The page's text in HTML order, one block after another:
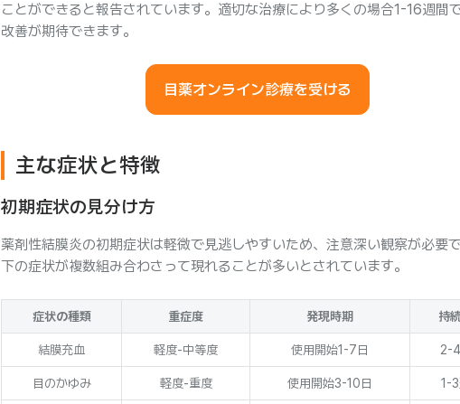
ことができると報告されています。適切な治療により多くの場合1-16週間
改善が期待できます。
目薬オンライン診療を受ける
主な症状と特徴
初期症状の見分け方
薬剤性結膜炎の初期症状は軽微で見逃しやすいため、注意深い観察が必要
下の症状が複数組み合わさって現れることが多いとされています。
症状の種類 重症度 発現時期 持
結膜充血 軽度-中等度 使用開始1-7日 2-
目のかゆみ 軽度-重度 使用開始3-10日 1-